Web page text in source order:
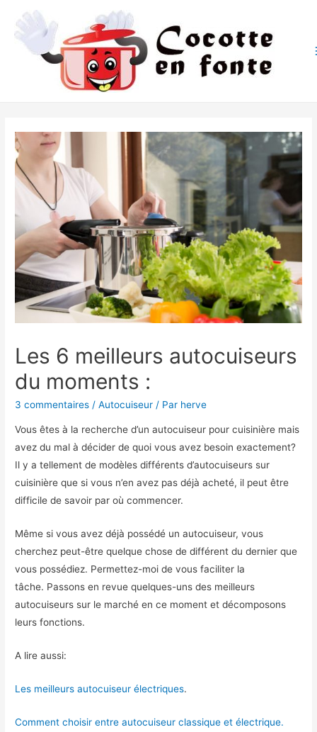
Les 6 meilleurs autocuiseurs
du moments :
3 commentaires /Autocuiseur / Par herve
Vous êtes à la recherche d’un autocuiseur pour cuisinière mais
avez du mal à décider de quoi vous avez besoin exactement?
Il y a tellement de modèles différents d’autocuiseurs sur
cuisinière que si vous n’en avez pas déjà acheté, il peut être
difficile de savoir par où commencer.
Même si vous avez déjà possédé un autocuiseur, vous
cherchez peut-être quelque chose de différent du dernier que
vous possédiez. Permettez-moi de vous faciliter la
tâche. Passons en revue quelques-uns des meilleurs
autocuiseurs sur le marché en ce moment et décomposons
leurs fonctions.
A lire aussi:
Les meilleurs autocuiseur électriques.
Comment choisir entre autocuiseur classique et électrique.